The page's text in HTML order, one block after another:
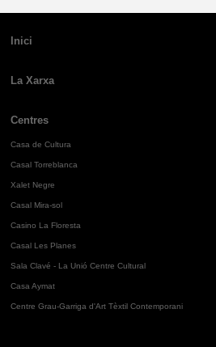
Inici
La Xarxa
Centres
Casa de Cultura
Casal Torreblanca
Xalet Negre
Casal Mira-sol
Casino La Floresta
Casal Les Planes
Sala Clavé - La Unió Centre Cultural
Casa Aymat
Centre Grau-Garriga d'Art Tèxtil Contemporani